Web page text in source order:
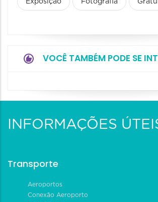
Exposição Fotografia
VOCÊ TAMBÉM PODE SE
INFORMAÇÕES
Transporte
Aeroportos
Conexão Aeroporto